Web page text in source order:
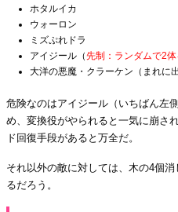
ホタルイカ
ウォーロン
ミズぷれドラ
アイジール（先制：ランダムで2
大洋の悪魔・クラーケン（まれに出
危険なのはアイジール（いちばん左
め、変換役がやられると一気に崩さ
ド回復手段があると万全だ。
それ以外の敵に対しては、木の4個
るだろう。